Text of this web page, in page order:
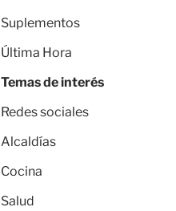
Suplementos
Última Hora
Temas de interés
Redes sociales
Alcaldías
Cocina
Salud